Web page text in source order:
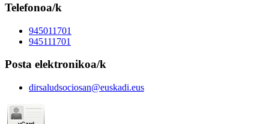
Telefonoa/k
945011701
945111701
Posta elektronikoa/k
dirsaludsociosan@euskadi.eus